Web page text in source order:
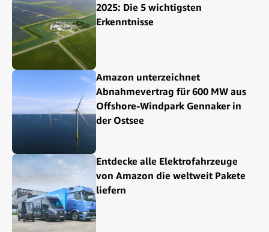
2025: Die 5 wichtigsten
Erkenntnisse
Amazon unterzeichnet
Abnahmevertrag für 600 MW aus
Offshore-Windpark Gennaker in
der Ostsee
Entdecke alle Elektrofahrzeuge
von Amazon die weltweit Pakete
liefern